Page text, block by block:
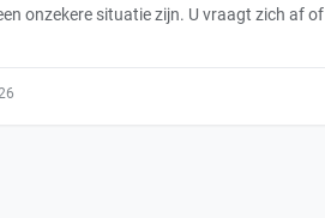
onzekere situatie zijn. U vraagt zich af of